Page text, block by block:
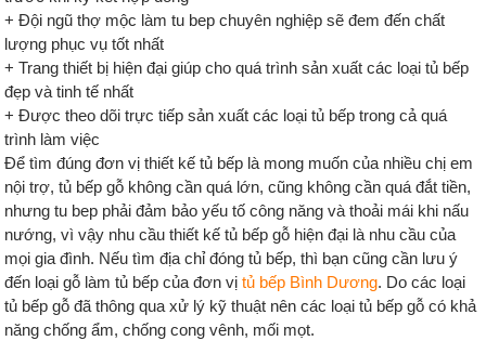
+ Đội ngũ thợ mộc làm tu bep chuyên nghiệp sẽ đem đến chất
lượng phục vụ tốt nhất
+ Trang thiết bị hiện đại giúp cho quá trình sản xuất các loại tủ bếp
đẹp và tinh tế nhất
+ Được theo dõi trực tiếp sản xuất các loại tủ bếp trong cả quá
trình làm việc
Để tìm đúng đơn vị thiết kế tủ bếp là mong muốn của nhiều chị em
nội trợ, tủ bếp gỗ không cần quá lớn, cũng không cần quá đắt tiền,
nhưng tu bep phải đảm bảo yếu tố công năng và thoải mái khi nấu
nướng, vì vậy nhu cầu thiết kế tủ bếp gỗ hiện đại là nhu cầu của
mọi gia đình. Nếu tìm địa chỉ đóng tủ bếp, thì bạn cũng cần lưu ý
đến loại gỗ làm tủ bếp của đơn vịtủ bếp Bình Dương. Do các loại
tủ bếp gỗ đã thông qua xử lý kỹ thuật nên các loại tủ bếp gỗ có khả
năng chống ẩm, chống cong vênh, mối mọt.